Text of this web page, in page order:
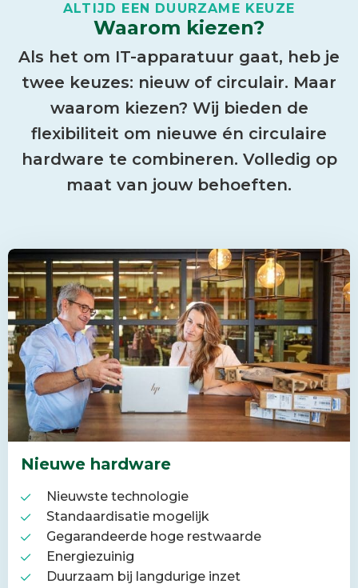
ALTIJD EEN DUURZAME KEUZE
Waarom kiezen?
Als het om IT-apparatuur gaat, heb je
twee keuzes: nieuw of circulair. Maar
waarom kiezen? Wij bieden de
flexibiliteit om nieuwe én circulaire
hardware te combineren. Volledig op
maat van jouw behoeften.
Nieuwe hardware
Nieuwste technologie
Standaardisatie mogelijk
Gegarandeerde hoge restwaarde
Energiezuinig
Duurzaam bij langdurige inzet